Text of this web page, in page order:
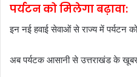
पर्यटन को मिलेगा बढ़ावा:
इन नई हवाई सेवाओं से राज्य में पर्यटन को
अब पर्यटक आसानी से उत्तराखंड के